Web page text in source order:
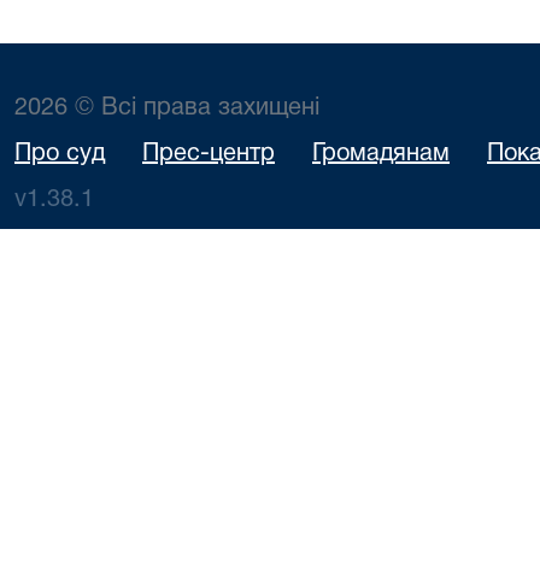
2026 © Всі права захищені
Про суд Прес-центр Громадянам
v1.38.1